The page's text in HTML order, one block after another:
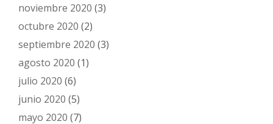
noviembre 2020 (3)
octubre 2020 (2)
septiembre 2020 (3)
agosto 2020 (1)
julio 2020 (6)
junio 2020 (5)
mayo 2020 (7)